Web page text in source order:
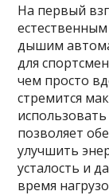
На первый
дышим
для
чем просто
стремится
позволяет
улучшить
усталость и
время